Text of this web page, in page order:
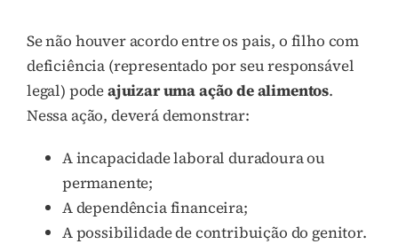
Se não houver acordo entre os pais, o filho com
deficiência (representado por seu responsável
legal) podeajuizar uma ação de alimentos.
Nessa ação, deverá demonstrar:
A incapacidade laboral duradoura ou
permanente;
A dependência financeira;
A possibilidade de contribuição do genitor.